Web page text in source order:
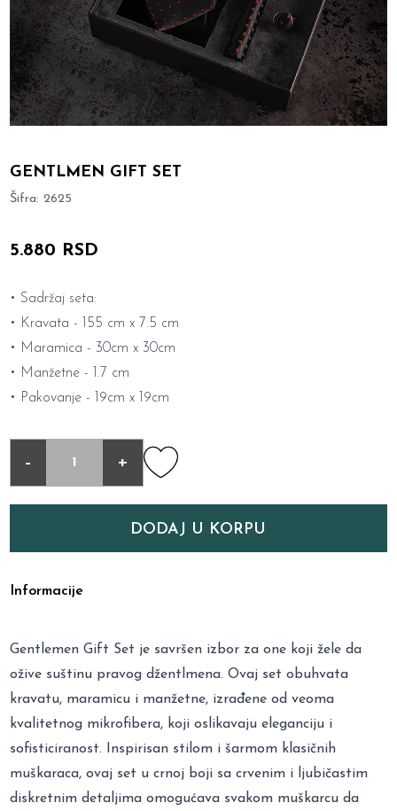
GENTLMEN GIFT SET
Šifra:2625
5.880 RSD
• Sadržaj seta:
• Kravata - 155 cm x 7.5 cm
• Maramica - 30cm x 30cm
• Manžetne - 1.7 cm
• Pakovanje - 19cm x 19cm
- +
DODAJ U KORPU
Informacije
Gentlemen Gift Set je savršen izbor za one koji žele da
ožive suštinu pravog džentlmena. Ovaj set obuhvata
kravatu, maramicu i manžetne, izrađene od veoma
kvalitetnog mikrofibera, koji oslikavaju eleganciju i
sofisticiranost. Inspirisan stilom i šarmom klasičnih
muškaraca, ovaj set u crnoj boji sa crvenim i ljubičastim
diskretnim detaljima omogućava svakom muškarcu da